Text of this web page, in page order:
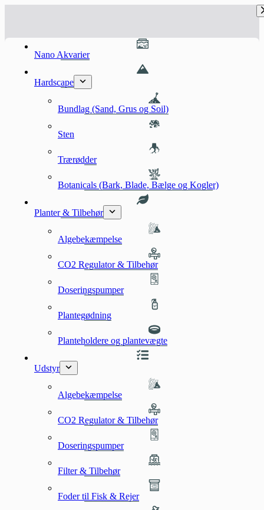
Nano Akvarier
Hardscape
Bundlag (Sand, Grus og Soil)
Sten
Trærødder
Botanicals (Bark, Blade, Bælge og Kogler)
Planter & Tilbehør
Algebekæmpelse
CO2 Regulator & Tilbehør
Doseringspumper
Plantegødning
Planteholdere og plantevægte
Udstyr
Algebekæmpelse
CO2 Regulator & Tilbehør
Doseringspumper
Filter & Tilbehør
Foder til Fisk & Rejer